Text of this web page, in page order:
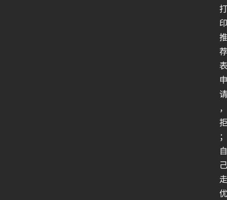
打
印
推
荐
表
申
请
，
拒
；
自
己
走
优